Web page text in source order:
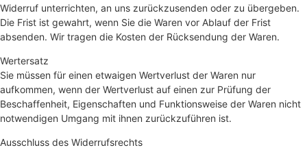
Widerruf unterrichten, an uns zurückzusenden oder zu übergeben.
Die Frist ist gewahrt, wenn Sie die Waren vor Ablauf der Frist
absenden. Wir tragen die Kosten der Rücksendung der Waren.
Wertersatz
Sie müssen für einen etwaigen Wertverlust der Waren nur
aufkommen, wenn der Wertverlust auf einen zur Prüfung der
Beschaffenheit, Eigenschaften und Funktionsweise der Waren nicht
notwendigen Umgang mit ihnen zurückzuführen ist.
Ausschluss des Widerrufsrechts